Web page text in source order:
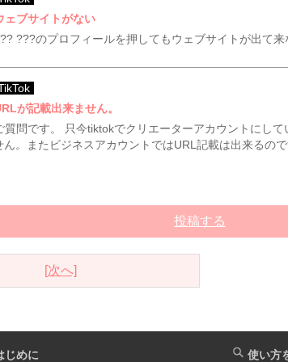
ェブサイトがない
???のプロフィールを押してもウェブサイトが出て来
が記載出来ません。
質問です。 只今tiktokでクリエーターアカウントにし
ん。またビジネスアカウントではURL記載は出来るの
投稿する
[次へ]
じめに 使い方